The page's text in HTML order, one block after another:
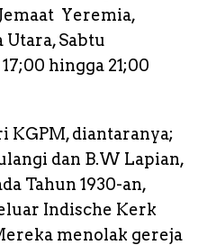
Yeremia,
Utara, Sabtu
hingga 21;00
KGPM, diantaranya;
dan B.W Lapian,
Tahun 1930-an,
Indische Kerk
menolak gereja